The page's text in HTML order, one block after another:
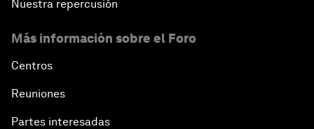
Nuestra repercusión
Más información sobre el Foro
Centros
Reuniones
Partes interesadas